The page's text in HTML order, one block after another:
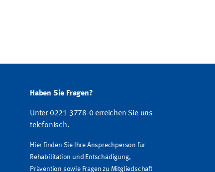
Haben Sie Fragen?
Unter 0221 3778-0 erreichen Sie uns
telefonisch.
Hier finden Sie Ihre Ansprechperson für
Rehabilitation und Entschädigung,
Prävention sowie Fragen zu Mitgliedschaft